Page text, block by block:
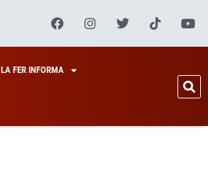
LA FER INFORMA